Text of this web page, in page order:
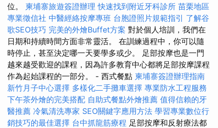
位。 柬埔寨旅遊簽證辦理 快速找到附近牙科診所 苗栗地區
專業徵信社 中醫經絡按摩專班 台胞證照片規範指引 了解谷
歌SEO技巧 完美的外燴Buffet方案 對於個人培訓，我們在
日期和持續時間方面非常靈活。 在訓練過程中，你可以隨
時停止，甚至決定哪一天要學多或少。 足部按摩也是一門
越來越受歡迎的課程，因為許多教育中心都將足部按摩課程
作為起始課程的一部分。 - 西式餐點 柬埔寨簽證辦理指南
新竹月子中心選擇 多樣化二手攤車選擇 專業防水工程服務
下午茶外燴的完美搭配 自助式餐點外燴推薦 值得信賴的牙
醫推薦 冷氣清洗專家 SEO關鍵字應用方法 學習專業數位行
銷技巧的最佳選擇 台中抓龍筋療程 足部按摩和反射療法都